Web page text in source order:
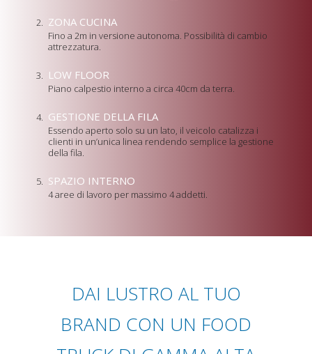
ZONA CUCINA
Fino a 2m in versione autonoma. Possibilità di cambio
attrezzatura.
LOW FLOOR
Piano calpestio interno a circa 40cm da terra.
GESTIONE DELLA FILA
Essendo aperto solo su un lato, il veicolo catalizza i
clienti in un’unica linea rendendo semplice la gestione
della fila.
SPAZIO INTERNO
4 aree di lavoro per massimo 4 addetti.
DAI LUSTRO AL TUO
BRAND CON UN FOOD